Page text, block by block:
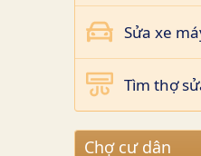
Sửa xe
Tìm thợ
Chợ cư dân